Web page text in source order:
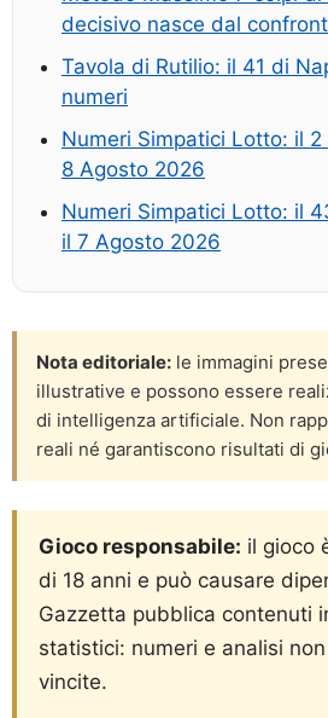
decisivo nasce dal
Tavola di Rutilio: il 41 di
numeri
Numeri Simpatici Lotto: il
8 Agosto 2026
Numeri Simpatici Lotto: il
il 7 Agosto 2026
Nota editoriale: le immagini
illustrative e possono essere
di intelligenza artificiale. Non
reali né garantiscono risultati di
Gioco responsabile: il gioco
di 18 anni e può causare
Gazzetta pubblica contenuti
statistici: numeri e analisi
vincite.